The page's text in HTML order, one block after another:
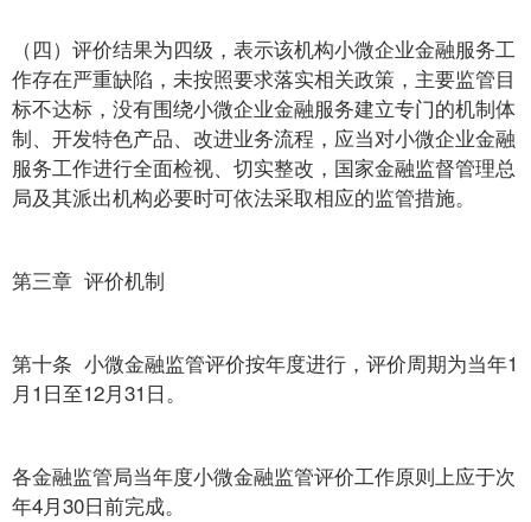
（四）评价结果为四级，表示该机构小微企业金融服务工
作存在严重缺陷，未按照要求落实相关政策，主要监管目
标不达标，没有围绕小微企业金融服务建立专门的机制体
制、开发特色产品、改进业务流程，应当对小微企业金融
服务工作进行全面检视、切实整改，国家金融监督管理总
局及其派出机构必要时可依法采取相应的监管措施。
第三章 评价机制
第十条 小微金融监管评价按年度进行，评价周期为当年1
月1日至12月31日。
各金融监管局当年度小微金融监管评价工作原则上应于次
年4月30日前完成。